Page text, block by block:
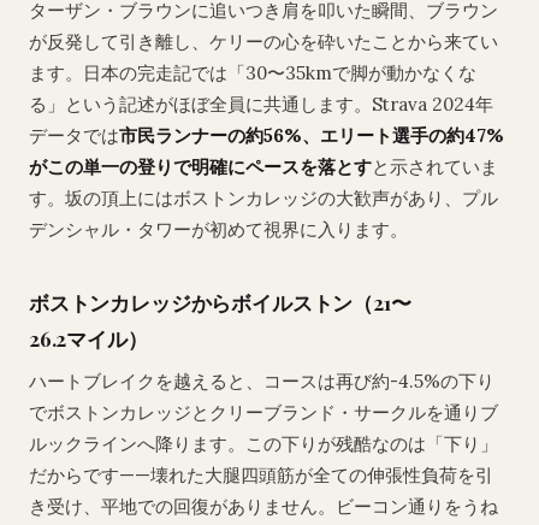
ターザン・ブラウンに追いつき肩を叩いた瞬間、ブラウン
が反発して引き離し、ケリーの心を砕いたことから来てい
ます。日本の完走記では「30〜35kmで脚が動かなくな
る」という記述がほぼ全員に共通します。Strava 2024年
データでは市民ランナーの約56%、エリート選手の約47%
がこの単一の登りで明確にペースを落とすと示されていま
す。坂の頂上にはボストンカレッジの大歓声があり、プル
デンシャル・タワーが初めて視界に入ります。
ボストンカレッジからボイルストン（21〜
26.2マイル）
ハートブレイクを越えると、コースは再び約-4.5%の下り
でボストンカレッジとクリーブランド・サークルを通りブ
ルックラインへ降ります。この下りが残酷なのは「下り」
だからです——壊れた大腿四頭筋が全ての伸張性負荷を引
き受け、平地での回復がありません。ビーコン通りをうね